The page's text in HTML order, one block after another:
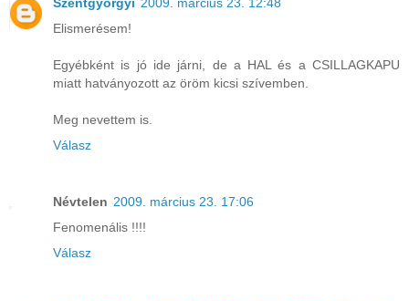
Elismerésem!
Egyébként is jó ide járni, de a HAL és a CSILLAGKAPU
miatt hatványozott az öröm kicsi szívemben.
Meg nevettem is.
Válasz
Névtelen 2009. március 23. 17:06
Fenomenális !!!!
Válasz